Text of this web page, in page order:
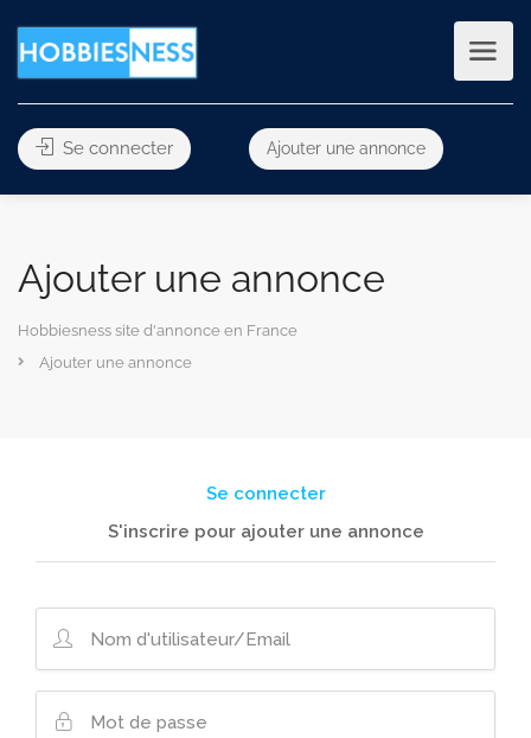
Se connecter Ajouter une annonce
Ajouter une annonce
Hobbiesness site d'annonce en France
Ajouter une annonce
Se connecter
S'inscrire pour ajouter une annonce